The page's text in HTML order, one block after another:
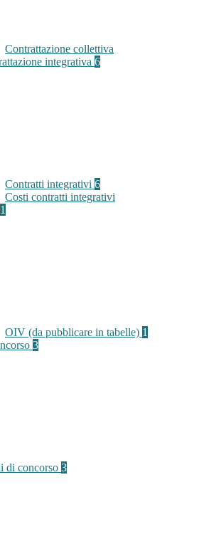
Contrattazione collettiva
integrativa 6
Contratti integrativi 6
Costi contratti integrativi
1
OIV (da pubblicare in tabelle) 1
3
di concorso 3